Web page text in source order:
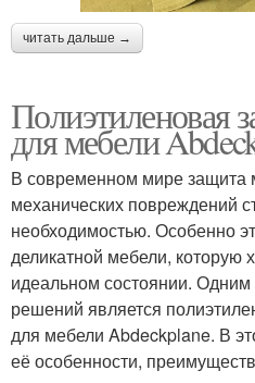
читать дальше →
Полиэтиленовая
для мебели
В современном мире защита
механических повреждений
необходимостью. Особенно
деликатной мебели, которую
идеальном состоянии.
решений является
для мебели Abdeckplane. В
её особенности,